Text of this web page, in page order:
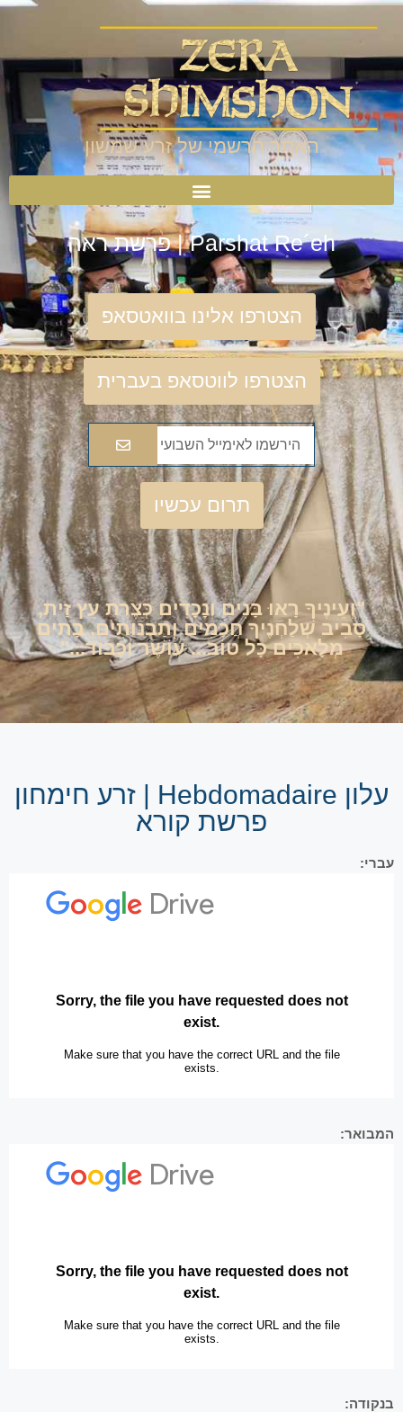
האתר הרשמי של זרע שמשון
Parshat Re´eh | פרשת ראה
הצטרפו אלינו בוואטסאפ
הצטרפו לווטסאפ בעברית
תרום עכשיו
"וְעֵינֶיךָ רָאוּ בָּנִים וְנָכָדִים כְּצֶרֶת עֵץ זַית,
סָבִיב שְׁלַחְנֶיךָ חֲכָמִים וְתַבְנוּתִים, בָּתִים
מְלָאכִים כָּל טוֹב... עוֹשֶׁר וְכָבוֹד..."
עלון Hebdomadaire | זרע חימחון
פרשת קורא
עברי:
המבואר:
בנקודה: